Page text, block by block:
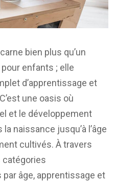
bien plus qu’un
enfants ; elle
d’apprentissage et
une oasis où
et le développement
naissance jusqu’à l’âge
cultivés. À travers
catégories
âge, apprentissage et